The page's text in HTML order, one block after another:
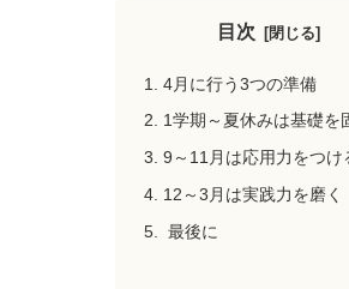
目次
4月に行う3つの準備
1学期～夏休みは基礎を
9～11月は応用力をつけ
12～3月は実践力を磨く
最後に